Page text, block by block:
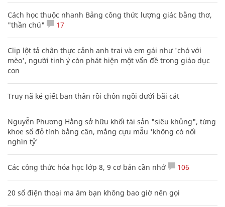
Cách học thuộc nhanh Bảng công thức lượng giác bằng thơ,
"thần chú"
17
Clip lột tả chân thực cảnh anh trai và em gái như 'chó với
mèo', người tinh ý còn phát hiện một vấn đề trong giáo dục
con
Truy nã kẻ giết bạn thân rồi chôn ngồi dưới bãi cát
Nguyễn Phương Hằng sở hữu khối tài sản "siêu khủng", từng
khoe sổ đỏ tính bằng cân, mắng cựu mẫu 'không có nổi
nghìn tỷ'
Các công thức hóa học lớp 8, 9 cơ bản cần nhớ 106
20 số điện thoại ma ám bạn không bao giờ nên gọi